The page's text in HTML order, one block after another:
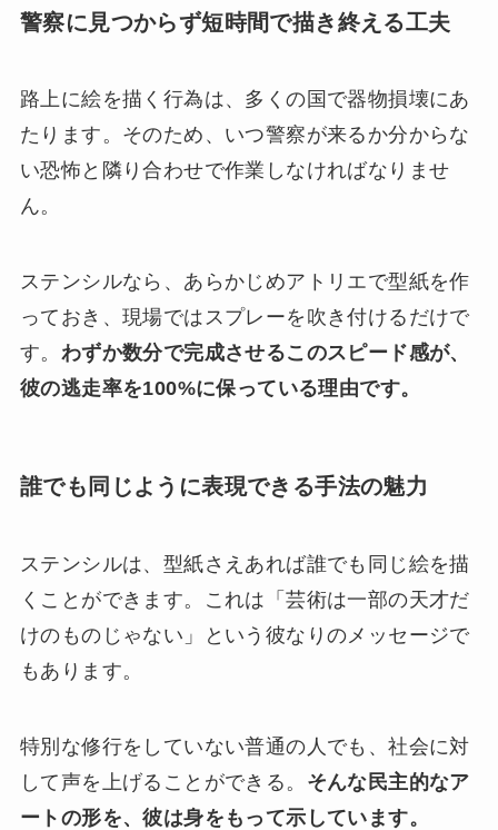
警察に見つからず短時間で描き終える工夫
路上に絵を描く行為は、多くの国で器物損壊にあ
たります。そのため、いつ警察が来るか分からな
い恐怖と隣り合わせで作業しなければなりませ
ん。
ステンシルなら、あらかじめアトリエで型紙を作
っておき、現場ではスプレーを吹き付けるだけで
す。 わずか数分で完成させるこのスピード感が、
彼の逃走率を100%に保っている理由です。
誰でも同じように表現できる手法の魅力
ステンシルは、型紙さえあれば誰でも同じ絵を描
くことができます。これは「芸術は一部の天才だ
けのものじゃない」という彼なりのメッセージで
もあります。
特別な修行をしていない普通の人でも、社会に対
して声を上げることができる。 そんな民主的なア
ートの形を、彼は身をもって示しています。